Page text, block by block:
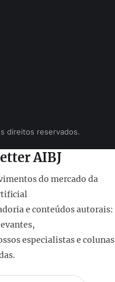
direitos reservados.
AIBJ
do mercado da
e conteúdos autorais:
especialistas e colunas